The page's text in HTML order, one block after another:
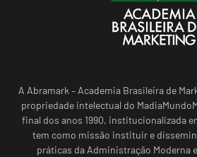
A Abramark – Academia Brasileira de
propriedade intelectual do
final dos anos 1990, institucionalizada
tem como missão instituir e
práticas da Administração Moderna